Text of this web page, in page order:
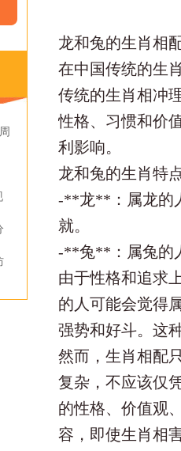
龙和兔的生肖相
在中国传统的生
传统的生肖相冲
性格、习惯和价
利影响。
龙和兔的生肖特
-**龙**：属龙的
就。
-**兔**：属兔的
由于性格和追求
的人可能会觉得
强势和好斗。这
然而，生肖相配
复杂，不应该仅
的性格、价值观
容，即使生肖相